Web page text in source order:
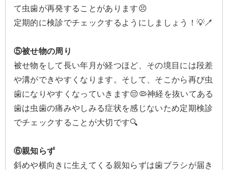
て虫歯が再発することがあります😣
定期的に検診でチェックするようにしましょう！💡🪥
⑤被せ物の周り
被せ物をして長い年月が経つほど、その境目には段差
や溝ができやすくなります。そして、そこから再び虫
歯になりやすくなっていきます😔🦠神経を抜いてある
歯は虫歯の痛みやしみる症状を感じないため定期検診
でチェックすることが大切です🔍
⑥親知らず
斜めや横向きに生えてくる親知らずは歯ブラシが届き